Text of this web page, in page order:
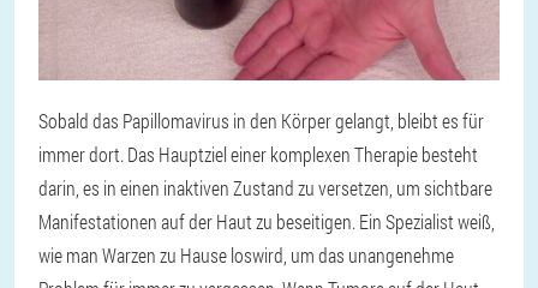
Sobald das Papillomavirus in den Körper gelangt, bleibt es für
immer dort. Das Hauptziel einer komplexen Therapie besteht
darin, es in einen inaktiven Zustand zu versetzen, um sichtbare
Manifestationen auf der Haut zu beseitigen. Ein Spezialist weiß,
wie man Warzen zu Hause loswird, um das unangenehme